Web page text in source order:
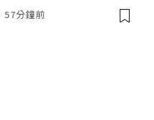
57分鐘前